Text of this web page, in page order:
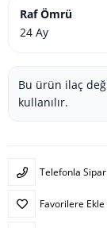
Raf Ömrü
24 Ay
Bu ürün ilaç
kullanılır.
Telefonla
Favorilere Ekle